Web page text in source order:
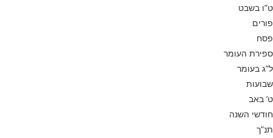
ט”ו בשבט
פורים
פסח
ספירת העומר
ל”ג בעומר
שבועות
ט’ באב
חודשי השנה
תנ”ך